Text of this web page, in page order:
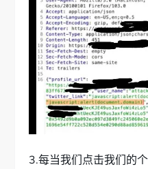
3.每当我们点击我们的